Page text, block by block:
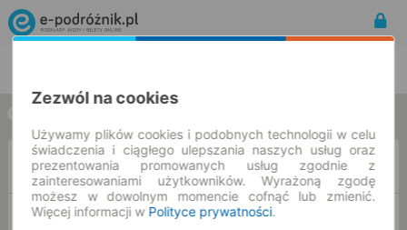
Z
DO
Zezwól na cookies
Używamy plików cookies i podobnych technologii w celu
świadczenia i ciągłego ulepszania naszych usług oraz
prezentowania promowanych usług zgodnie z
zainteresowaniami użytkowników. Wyrażoną zgodę
możesz w dowolnym momencie cofnąć lub zmienić.
Więcej informacji w Polityce prywatności.